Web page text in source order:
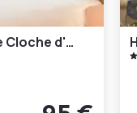
B&B HOTEL Luxembourg Centre Cloche d'Or